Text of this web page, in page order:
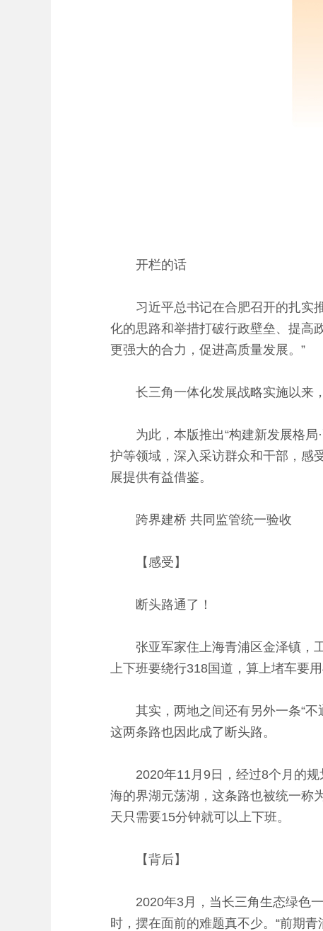
开栏的话
习近平总书记在合肥召开的扎实推
化的思路和举措打破行政壁垒、提高
更强大的合力，促进高质量发展。”
长三角一体化发展战略实施以来，
为此，本版推出“构建新发展格局·
护等领域，深入采访群众和干部，感
展提供有益借鉴。
跨界建桥 共同监管统一验收
【感受】
断头路通了！
张亚军家住上海青浦区金泽镇，工
上下班要绕行318国道，算上堵车要用
其实，两地之间还有另外一条“不
这两条路也因此成了断头路。
2020年11月9日，经过8个月的规
海的界湖元荡湖，这条路也被统一称
天只需要15分钟就可以上下班。
【背后】
2020年3月，当长三角生态绿色一
时，摆在面前的难题真不少。“前期